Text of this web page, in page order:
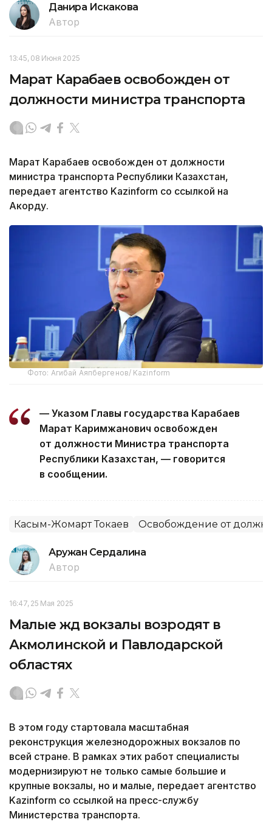
Данира Искакова
Автор
13:45, 08 Июня 2025
Марат Карабаев освобожден от
должности министра транспорта
Марат Карабаев освобожден от должности
министра транспорта Республики Казахстан,
передает агентство Kazinform со ссылкой на
Акорду.
Фото: Агибай Аяпбергенов/ Kazinform
— Указом Главы государства Карабаев
Марат Каримжанович освобожден
от должности Министра транспорта
Республики Казахстан, — говорится
в сообщении.
Касым-Жомарт Токаев Освобождение от
Аружан Сердалина
Автор
16:47, 25 Мая 2025
Малые жд вокзалы возродят в
Акмолинской и Павлодарской
областях
В этом году стартовала масштабная
реконструкция железнодорожных вокзалов по
всей стране. В рамках этих работ специалисты
модернизируют не только самые большие и
крупные вокзалы, но и малые, передает агентство
Kazinform со ссылкой на пресс-службу
Министерства транспорта.